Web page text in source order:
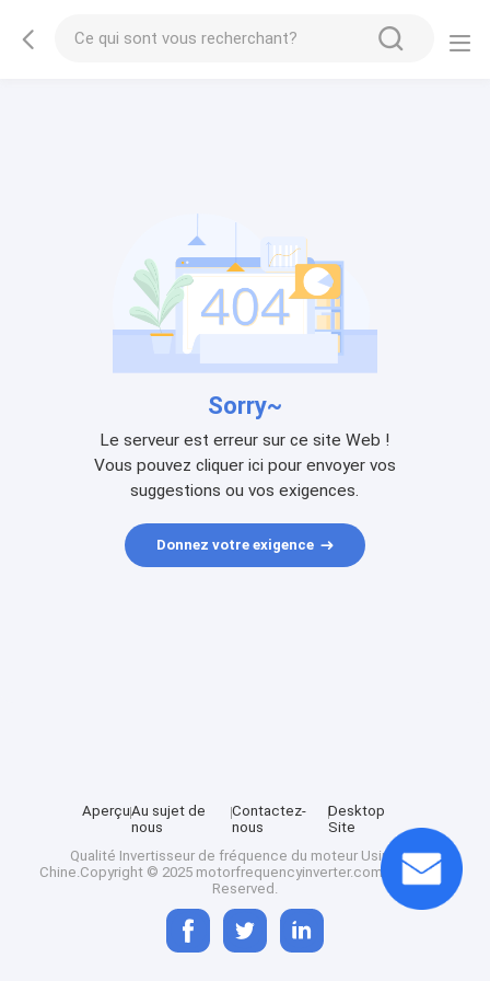
Sorry~
Le serveur est erreur sur ce site Web !
Vous pouvez cliquer ici pour envoyer vos
suggestions ou vos exigences.
Donnez votre exigence
AperçuAu sujet de
nous
Contactez-
nous
Desktop
Site
Qualité Invertisseur de fréquence du moteur Usine De
Chine.Copyright © 2025 motorfrequencyinverter.com. All Rights
Reserved.